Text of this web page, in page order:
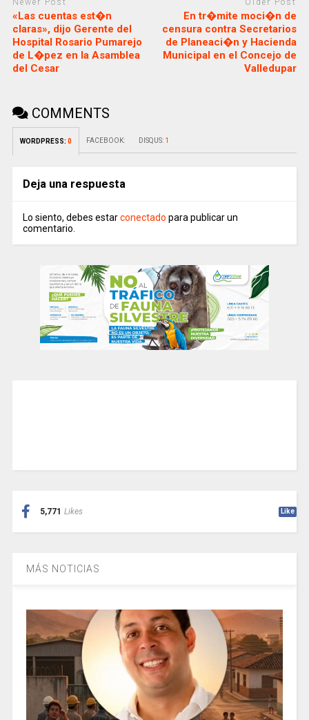
«Las cuentas est�n
claras», dijo Gerente del
Hospital Rosario Pumarejo
de L�pez en la Asamblea
del Cesar
En tr�mite moci�n de
censura contra Secretarios
de Planeaci�n y Hacienda
Municipal en el Concejo de
Valledupar
COMMENTS
WORDPRESS: 0 FACEBOOK: DISQUS: 1
Deja una respuesta
Lo siento, debes estarconectado para publicar un
comentario.
5,771 Likes Like
MÁS NOTICIAS